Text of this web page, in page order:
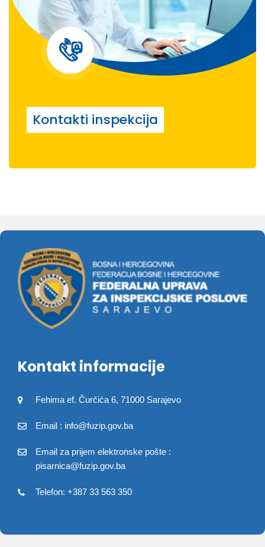
Kontakti inspekcija
Kontakt informacije
Fehima ef. Čurčića 6, 71000 Sarajevo
Email : info@fuzip.gov.ba
Email za prijem elektronske pošte :
pisarnica@fuzip.gov.ba
Telefon: +387 33 563 350